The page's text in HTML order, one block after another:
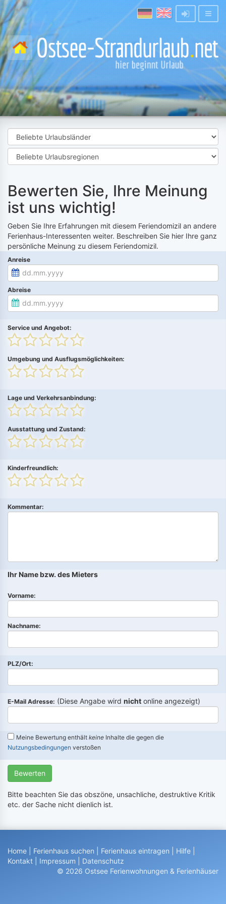
Bewerten Sie, Ihre Meinung
ist uns wichtig!
Geben Sie Ihre Erfahrungen mit diesem Feriendomizil an andere
Ferienhaus-Interessenten weiter. Beschreiben Sie hier Ihre ganz
persönliche Meinung zu diesem Feriendomizil.
Anreise
Abreise
Service und Angebot:
Umgebung und Ausflugsmöglichkeiten:
Lage und Verkehrsanbindung:
Ausstattung und Zustand:
Kinderfreundlich:
Kommentar:
Ihr Name bzw. des Mieters
Vorname:
Nachname:
PLZ/Ort:
E-Mail Adresse: (Diese Angabe wird nicht online angezeigt)
Meine Bewertung enthält keine Inhalte die gegen die
Nutzungsbedingungen verstoßen
Bewerten
Bitte beachten Sie das obszöne, unsachliche, destruktive Kritik
etc. der Sache nicht dienlich ist.
Home Ferienhaus suchen Ferienhaus eintragen Hilfe
Kontakt
Impressum
Datenschutz
© 2026 Ostsee Ferienwohnungen & Ferienhäuser